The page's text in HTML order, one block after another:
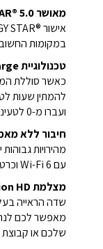
מאושר ENERGY STAR‎®‎ 5.0‎‏
במקומות
טכנולוגיית HP Fast Charge
כאשר סוללת
להמתין שעות
ועברו מ-0 לטעינה של 50% בתוך כ-30 דקות.
חיבור ללא
מהירויות
עם Wi-Fi 6 וכרטיס אלחוטי Bluetooth® 5.4.
מצלמת HP Wide Vision HD
מאפשר לכם
שלכם או